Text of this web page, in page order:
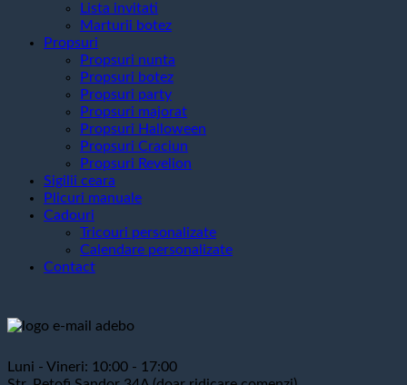
Lista invitati
Marturii botez
Propsuri
Propsuri nunta
Propsuri botez
Propsuri party
Propsuri majorat
Propsuri Halloween
Propsuri Craciun
Propsuri Revelion
Sigilii ceara
Plicuri manuale
Cadouri
Tricouri personalizate
Calendare personalizate
Contact
Luni - Vineri: 10:00 - 17:00